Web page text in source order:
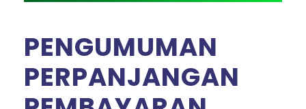
PENGUMUMAN
PERPANJANGAN